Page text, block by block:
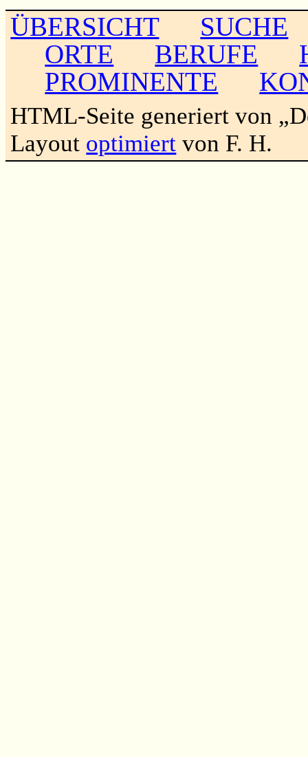
ÜBERSICHT
SUCHE
ORTE
BERUFE
PROMINENTE
HTML-Seite generiert von
Layout optimiert von F. H.